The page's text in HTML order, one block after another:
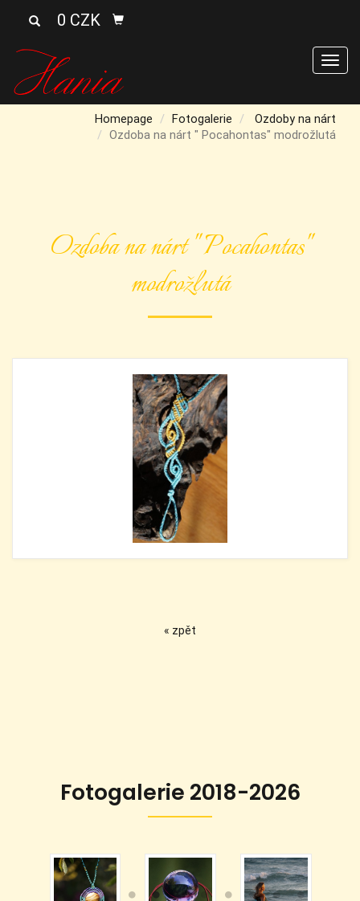
0 CZK
Homepage Fotogalerie
Ozdoby na nárt
Ozdoba na nárt " Pocahontas" modrožlutá
Ozdoba na nárt " Pocahontas"
modrožlutá
« zpět
Fotogalerie 2018-2026